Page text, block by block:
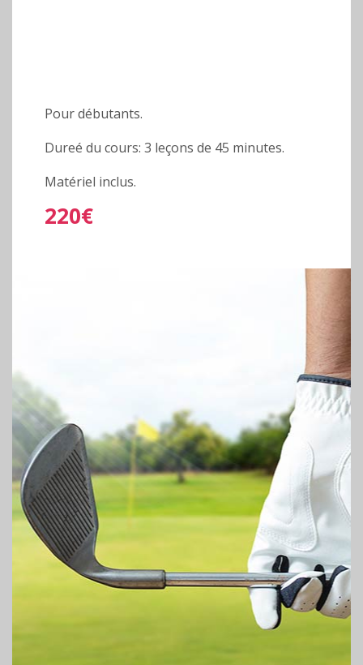
Pour débutants.
Dureé du cours: 3 leçons de 45 minutes.
Matériel inclus.
220€